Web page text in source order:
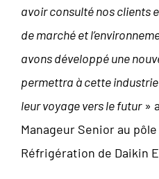
avoir consulté nos clients
de marché et
avons développé une
permettra à cette industrie
leur voyage vers le futur»
Manageur Senior au
Réfrigération de Daikin